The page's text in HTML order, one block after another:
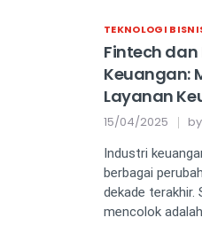
TEKNOLOGI
Fintech dan
Keuangan:
Layanan
15/04/2025 by
Industri
berbagai
dekade terakhir.
mencolok